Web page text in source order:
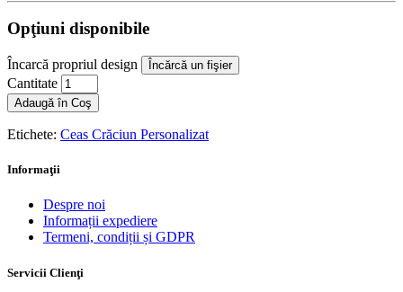
Opţiuni disponibile
Încarcă propriul design Încărcă un fişier
Cantitate
Adaugă în Coş
Etichete: Ceas Crăciun Personalizat
Informaţii
Despre noi
Informații expediere
Termeni, condiții și GDPR
Servicii Clienţi